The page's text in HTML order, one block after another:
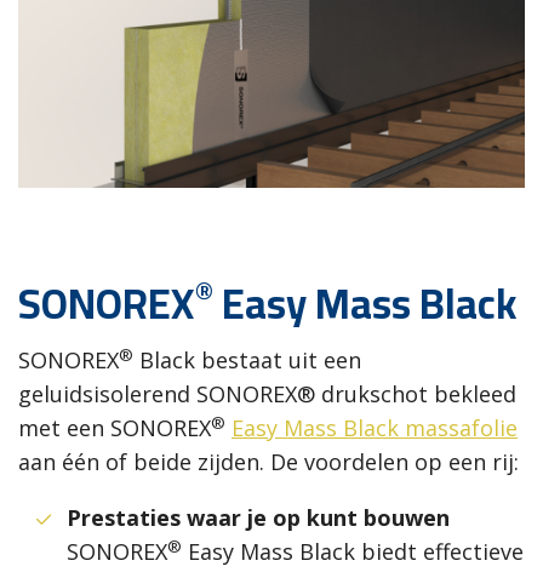
SONOREX® Easy Mass Black
SONOREX® Black bestaat uit een
geluidsisolerend SONOREX® drukschot bekleed
met een SONOREX® Easy Mass Black massafolie
aan één of beide zijden. De voordelen op een rij:
Prestaties waar je op kunt bouwen
SONOREX® Easy Mass Black biedt effectieve